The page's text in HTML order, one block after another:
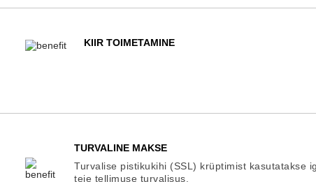
KIIR TOIMETAMINE
TURVALINE MAKSE
Turvalise pistikukihi (SSL) krüptimist kasutatakse
teie tellimuse turvalisus.